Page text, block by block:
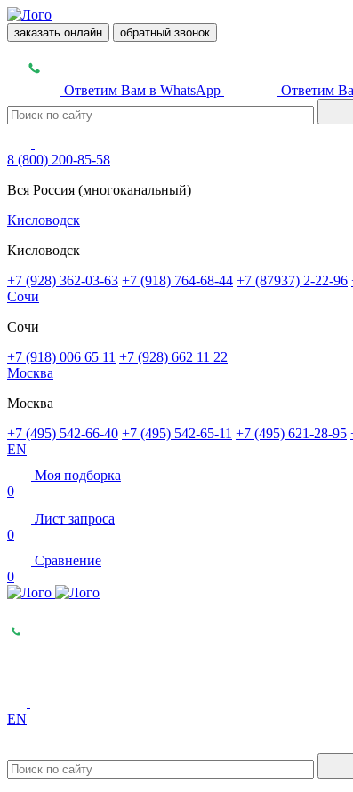
заказать онлайн обратный звонок
Ответим Вам в WhatsApp Ответим
8 (800) 200-85-58
Вся Россия (многоканальный)
Кисловодск
Кисловодск
+7 (928) 362-03-63 +7 (918) 764-68-44 +7 (87937) 2-22-96
Сочи
Сочи
+7 (918) 006 65 11 +7 (928) 662 11 22
Москва
Москва
+7 (495) 542-66-40 +7 (495) 542-65-11 +7 (495) 621-28-95
EN
Моя подборка
0
Лист запроса
0
Сравнение
0
EN